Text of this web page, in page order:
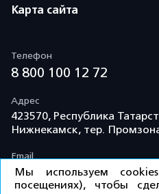
Карта сайта
Телефон
8 800 100 12 72
Адрес
423570, Республика
Нижнекамск, тер.
Email
info@td-kama.com
Мы используем
посещениях), чтобы